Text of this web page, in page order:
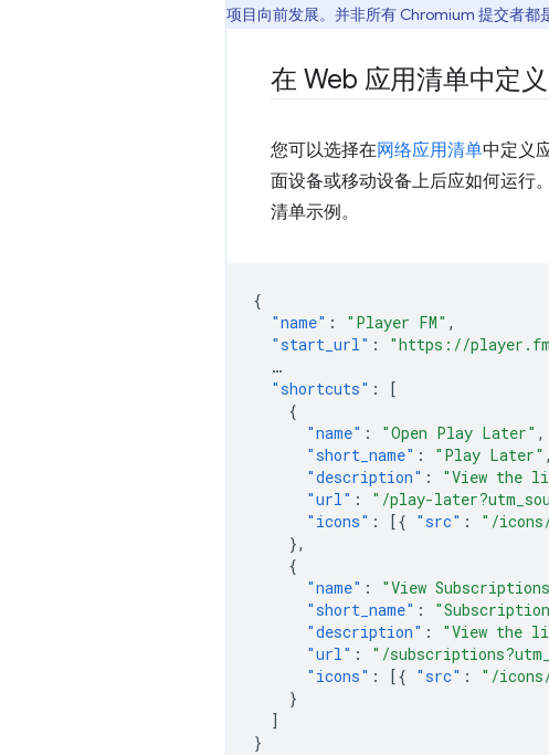
项目向前发展。并非所有 Chromium 提交者都
在 Web 应用清单中定
您可以选择在网络应用清单中定义
面设备或移动设备上后应如何运行
清单示例。
{
"name" : "Player FM" ,
"start_url" : "https://
…
"shortcuts" :
[
{
"name" : "Open Play Later" ,
"short_name" : "Play Later" ,
"description" : "View the
"url" : "/play-
"icons" : [{ "src" : "/
},
{
"name" : "View
"short_name" :
"description" : "View the
"url" : "/
"icons" : [{ "src" : "/
}
]
}